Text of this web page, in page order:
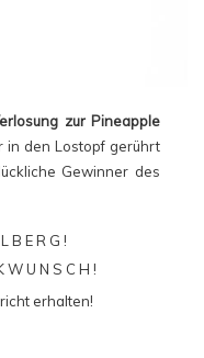
zur Pineapple
in den Lostopf gerührt
Gewinner des
erhalten!